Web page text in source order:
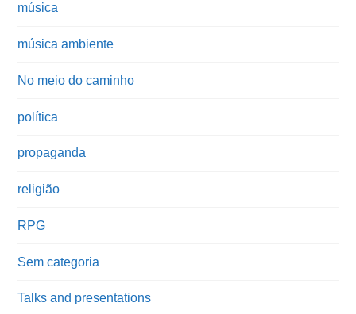
música
música ambiente
No meio do caminho
política
propaganda
religião
RPG
Sem categoria
Talks and presentations